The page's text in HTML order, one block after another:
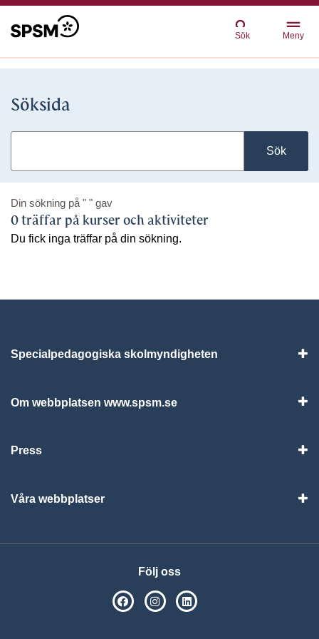
Sök Meny
Söksida
Sök
Din sökning på " " gav
0 träffar på kurser och aktiviteter
Du fick inga träffar på din sökning.
Specialpedagogiska skolmyndigheten
Om webbplatsen www.spsm.se
Press
Våra webbplatser
Följ oss
SPSM på Facebook
SPSM på Instagram